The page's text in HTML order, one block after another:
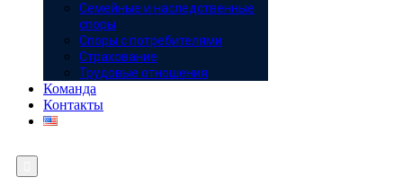
Семейные и наследственные
споры
Споры с потребителями
Страхование
Трудовые отношения
Команда
Контакты